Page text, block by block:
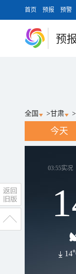
首页 预报 预警
预
全国 >甘肃 >
今天
03:55实况